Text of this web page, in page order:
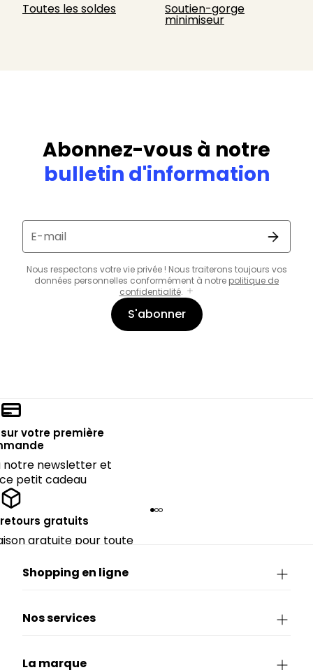
Toutes les soldes
Soutien-gorge
minimiseur
Abonnez-vous à notre
bulletin d'information
E-mail
Nous respectons votre vie privée ! Nous traiterons toujours vos
données personnelles conformément à notre politique de
confidentialité.
S'abonner
votre première
notre newsletter et
petit cadeau
gratuits
gratuite pour toute
Shopping en ligne
Nos services
La marque